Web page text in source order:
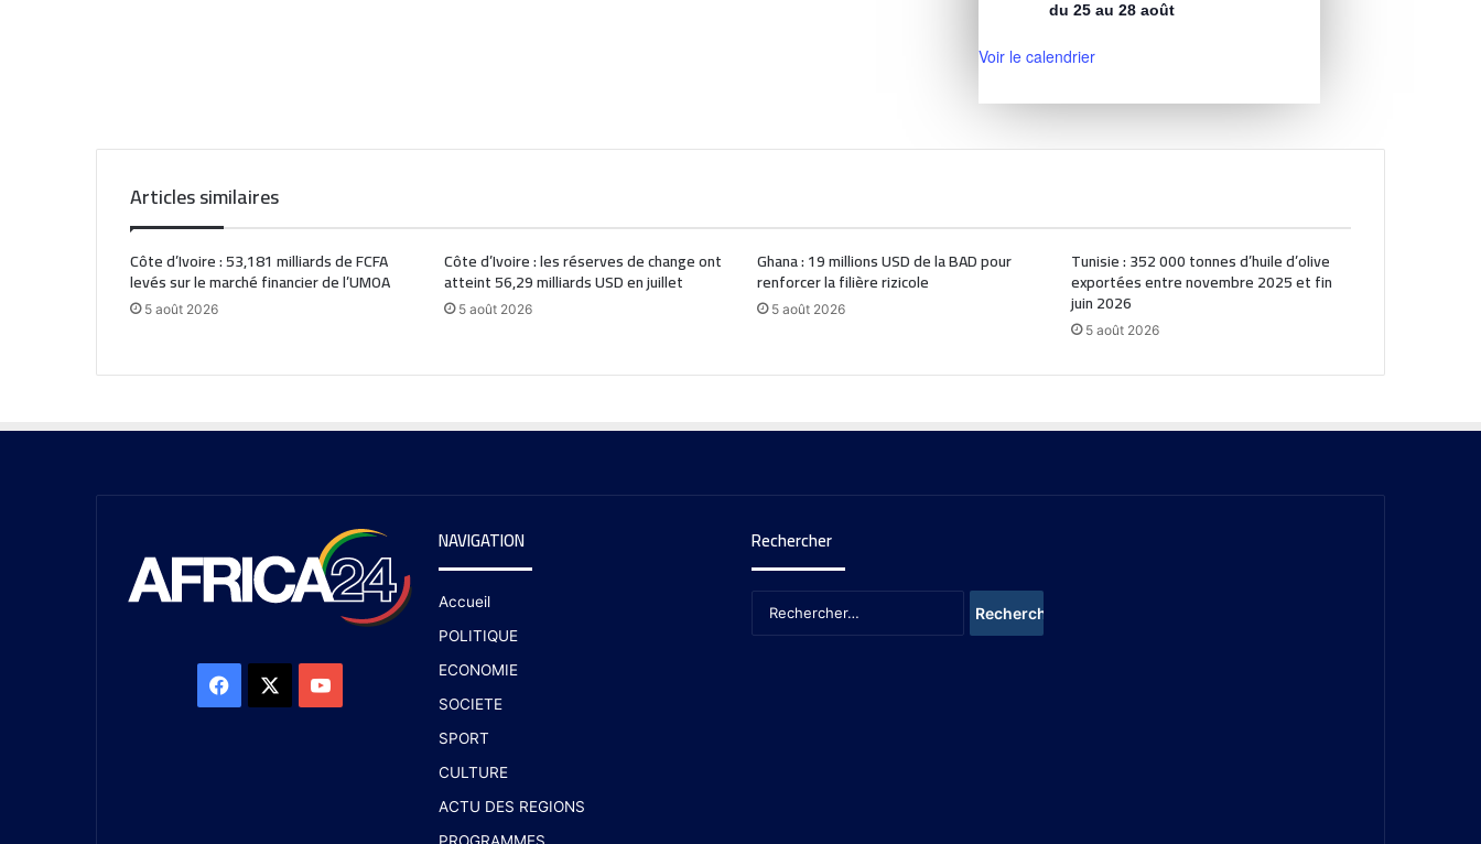
du 25 au 28 août
Voir le calendrier
Articles similaires
Côte d’Ivoire : 53,181 milliards de FCFA
levés sur le marché financier de l’UMOA
5 août 2026
Côte d’Ivoire : les réserves de change ont
atteint 56,29 milliards USD en juillet
5 août 2026
Ghana : 19 millions USD de la BAD pour
renforcer la filière rizicole
5 août 2026
Tunisie : 352 000 tonnes d’huile d’olive
exportées entre novembre 2025 et fin
juin 2026
5 août 2026
NAVIGATION
Accueil
POLITIQUE
ECONOMIE
SOCIETE
SPORT
CULTURE
ACTU DES REGIONS
Rechercher